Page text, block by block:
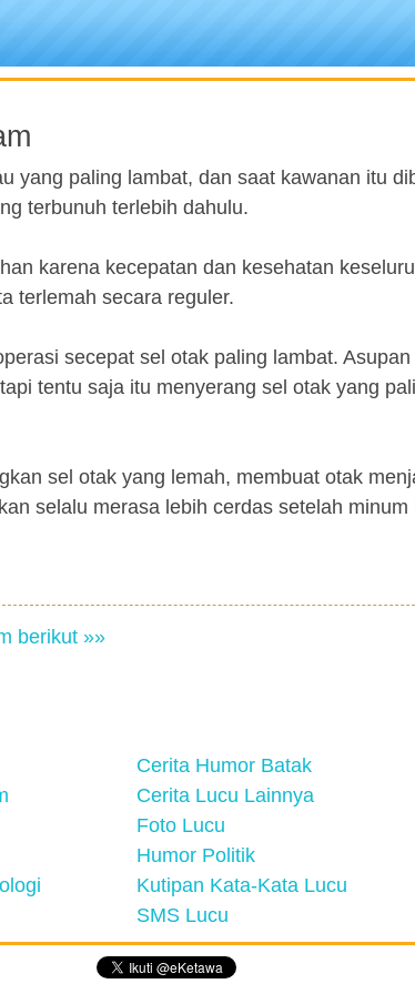
yang paling lambat, dan saat kawanan itu
terbunuh terlebih dahulu.
karena kecepatan dan kesehatan
terlemah secara reguler.
secepat sel otak paling lambat. Asupan
tentu saja itu menyerang sel otak yang
sel otak yang lemah, membuat otak
selalu merasa lebih cerdas setelah minum
berikut »»
Cerita Humor Batak
Cerita Lucu Lainnya
Foto Lucu
Humor Politik
Kutipan Kata-Kata Lucu
SMS Lucu